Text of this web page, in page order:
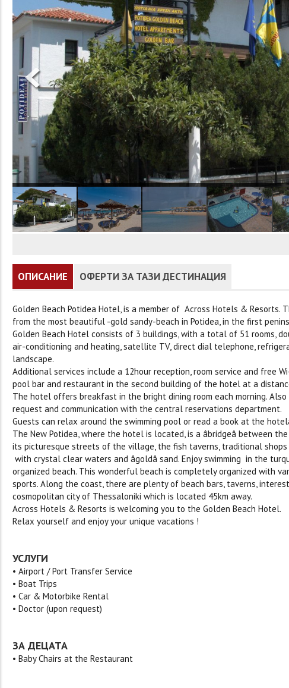
ОПИСАНИЕ ОФЕРТИ ЗА ТАЗИ ДЕСТИНАЦИЯ
Golden Beach Potidea Hotel, is a member of Across Hotels &
from the most beautiful -gold sandy-beach in Potidea, in the first
Golden Beach Hotel consists of 3 buildings, with a total of 51 rooms,
air-conditioning and heating, satellite TV, direct dial telephone,
landscape.
Additional services include a 12hour reception, room service and free
pool bar and restaurant in the second building of the hotel at a
The hotel offers breakfast in the bright dining room each morning.
request and communication with the central reservations department.
Guests can relax around the swimming pool or read a book at the
The New Potidea, where the hotel is located, is a âbridgeâ
its picturesque streets of the village, the fish taverns, traditional
with crystal clear waters and âgoldâ sand. Enjoy swimming in the
organized beach. This wonderful beach is completely organized with
sports. Along the coast, there are plenty of beach bars, taverns,
cosmopolitan city of Thessaloniki which is located 45km away.
Across Hotels & Resorts is welcoming you to the Golden Beach Hotel.
Relax yourself and enjoy your unique vacations !
УСЛУГИ
• Airport / Port Transfer Service
• Boat Trips
• Car & Motorbike Rental
• Doctor (upon request)
ЗА ДЕЦАТА
• Baby Chairs at the Restaurant